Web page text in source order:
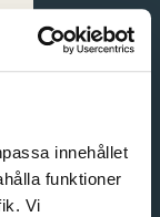
innehållet
funktioner
Vi
English